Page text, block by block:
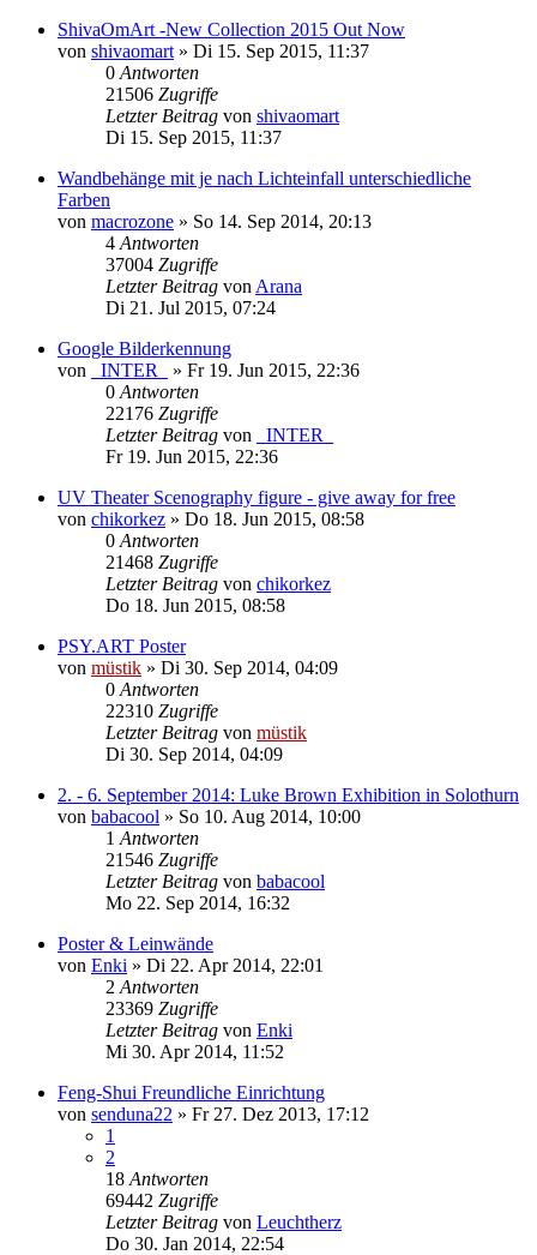
ShivaOmArt -New Collection 2015 Out Now
von shivaomart » Di 15. Sep 2015, 11:37
0 Antworten
21506 Zugriffe
Letzter Beitrag von shivaomart
Di 15. Sep 2015, 11:37
Wandbehänge mit je nach Lichteinfall unterschiedliche
Farben
von macrozone » So 14. Sep 2014, 20:13
4 Antworten
37004 Zugriffe
Letzter Beitrag von Arana
Di 21. Jul 2015, 07:24
Google Bilderkennung
von
_INTER_ » Fr 19. Jun 2015, 22:36
0 Antworten
22176 Zugriffe
Letzter Beitrag von
_INTER_
Fr 19. Jun 2015, 22:36
UV Theater Scenography figure - give away for free
von chikorkez » Do 18. Jun 2015, 08:58
0 Antworten
21468 Zugriffe
Letzter Beitrag von chikorkez
Do 18. Jun 2015, 08:58
PSY.ART Poster
von müstik » Di 30. Sep 2014, 04:09
0 Antworten
22310 Zugriffe
Letzter Beitrag von müstik
Di 30. Sep 2014, 04:09
2. - 6. September 2014: Luke Brown Exhibition in Solothurn
von babacool » So 10. Aug 2014, 10:00
1 Antworten
21546 Zugriffe
Letzter Beitrag von babacool
Mo 22. Sep 2014, 16:32
Poster & Leinwände
von Enki » Di 22. Apr 2014, 22:01
2 Antworten
23369 Zugriffe
Letzter Beitrag von Enki
Mi 30. Apr 2014, 11:52
Feng-Shui Freundliche Einrichtung
von senduna22 » Fr 27. Dez 2013, 17:12
1
2
18 Antworten
69442 Zugriffe
Letzter Beitrag von Leuchtherz
Do 30. Jan 2014, 22:54